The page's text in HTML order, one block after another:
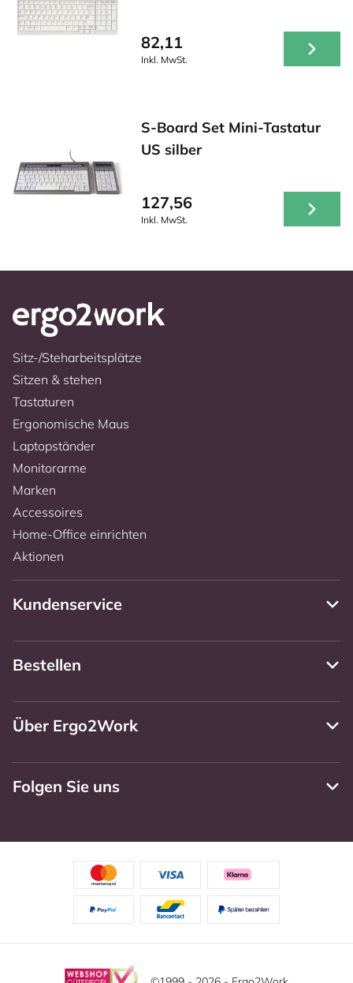
82,11
Inkl. MwSt.
S-Board Set Mini-Tastatur
US silber
127,56
Inkl. MwSt.
Sitz-/Steharbeitsplätze
Sitzen & stehen
Tastaturen
Ergonomische Maus
Laptopständer
Monitorarme
Marken
Accessoires
Home-Office einrichten
Aktionen
Kundenservice
Bestellen
Über Ergo2Work
Folgen Sie uns